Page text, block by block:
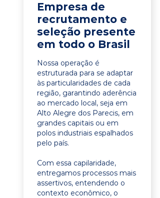
Empresa de
recrutamento e
seleção presente
em todo o Brasil
Nossa operação é
estruturada para se adaptar
às particularidades de cada
região, garantindo aderência
ao mercado local, seja em
Alto Alegre dos Parecis, em
grandes capitais ou em
polos industriais espalhados
pelo país.
Com essa capilaridade,
entregamos processos mais
assertivos, entendendo o
contexto econômico, o